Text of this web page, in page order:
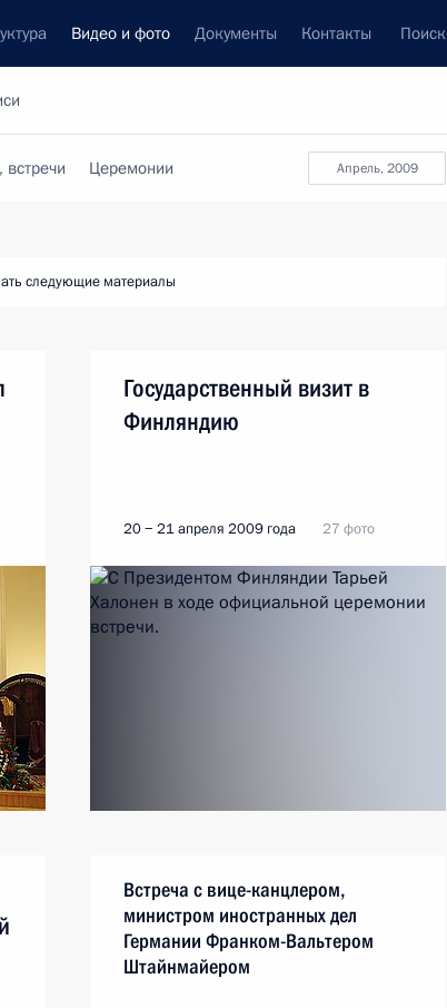
Видео и фото Документы Контакты Поиск
апрель, 2009
Церемонии
следующие материалы
Государственный визит в
Финляндию
20 − 21 апреля 2009 года 27 фото
Встреча с вице-канцлером,
министром иностранных дел
Германии Франком-Вальтером
Штайнмайером